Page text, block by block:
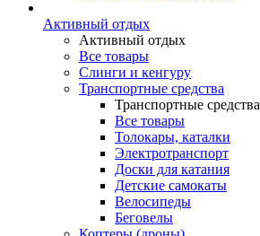
Активный отдых
Активный отдых
Все товары
Слинги и кенгуру
Транспортные средства
Транспортные средства
Все товары
Толокары, каталки
Электротранспорт
Доски для катания
Детские самокаты
Велосипеды
Беговелы